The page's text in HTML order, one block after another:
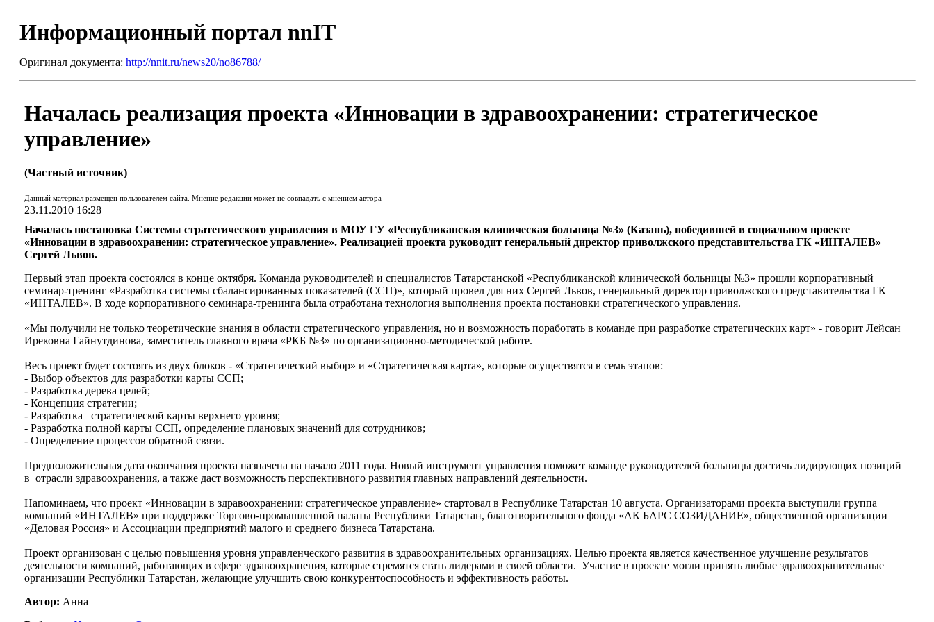
Информационный портал nnIT
Оригинал документа: http://nnit.ru/news20/no86788/
Началась реализация проекта «Инновации в здравоохранении: стратегическое
управление»
(Частный источник)
Данный материал размещен пользователем сайта. Мнение редакции может не совпадать с мнением автора
23.11.2010 16:28
Началась постановка Системы стратегического управления в МОУ ГУ «Республиканская клиническая больница №3» (Казань), победившей в социальном проекте
«Инновации в здравоохранении: стратегическое управление». Реализацией проекта руководит генеральный директор приволжского представительства ГК «ИНТАЛЕВ»
Сергей Львов.
Первый этап проекта состоялся в конце октября. Команда руководителей и специалистов Татарстанской «Республиканской клинической больницы №3» прошли корпоративный
семинар-тренинг «Разработка системы сбалансированных показателей (ССП)», который провел для них Сергей Львов, генеральный директор приволжского представительства ГК
«ИНТАЛЕВ». В ходе корпоративного семинара-тренинга была отработана технология выполнения проекта постановки стратегического управления.
«Мы получили не только теоретические знания в области стратегического управления, но и возможность поработать в команде при разработке стратегических карт» - говорит Лейсан
Ирековна Гайнутдинова, заместитель главного врача «РКБ №3» по организационно-методической работе.
Весь проект будет состоять из двух блоков - «Стратегический выбор» и «Стратегическая карта», которые осуществятся в семь этапов:
- Выбор объектов для разработки карты ССП;
- Разработка дерева целей;
- Концепция стратегии;
- Разработка стратегической карты верхнего уровня;
- Разработка полной карты ССП, определение плановых значений для сотрудников;
- Определение процессов обратной связи.
Предположительная дата окончания проекта назначена на начало 2011 года. Новый инструмент управления поможет команде руководителей больницы достичь лидирующих позиций
в отрасли здравоохранения, а также даст возможность перспективного развития главных направлений деятельности.
Напоминаем, что проект «Инновации в здравоохранении: стратегическое управление» стартовал в Республике Татарстан 10 августа. Организаторами проекта выступили группа
компаний «ИНТАЛЕВ» при поддержке Торгово-промышленной палаты Республики Татарстан, благотворительного фонда «АК БАРС СОЗИДАНИЕ», общественной организации
«Деловая Россия» и Ассоциации предприятий малого и среднего бизнеса Татарстана.
Проект организован с целью повышения уровня управленческого развития в здравоохранительных организациях. Целью проекта является качественное улучшение результатов
деятельности компаний, работающих в сфере здравоохранения, которые стремятся стать лидерами в своей области. Участие в проекте могли принять любые здравоохранительные
организации Республики Татарстан, желающие улучшить свою конкурентоспособность и эффективность работы.
Автор: Анна